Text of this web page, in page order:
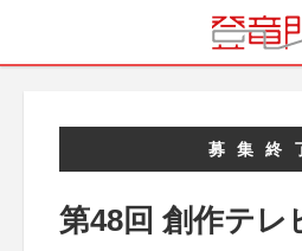
募集終
第48回 創作テレ